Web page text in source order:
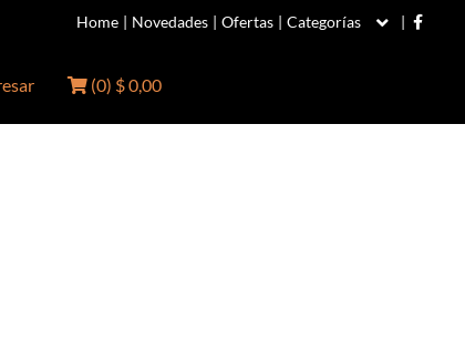
Home | Novedades | Ofertas | Categorías |
(0) $ 0,00